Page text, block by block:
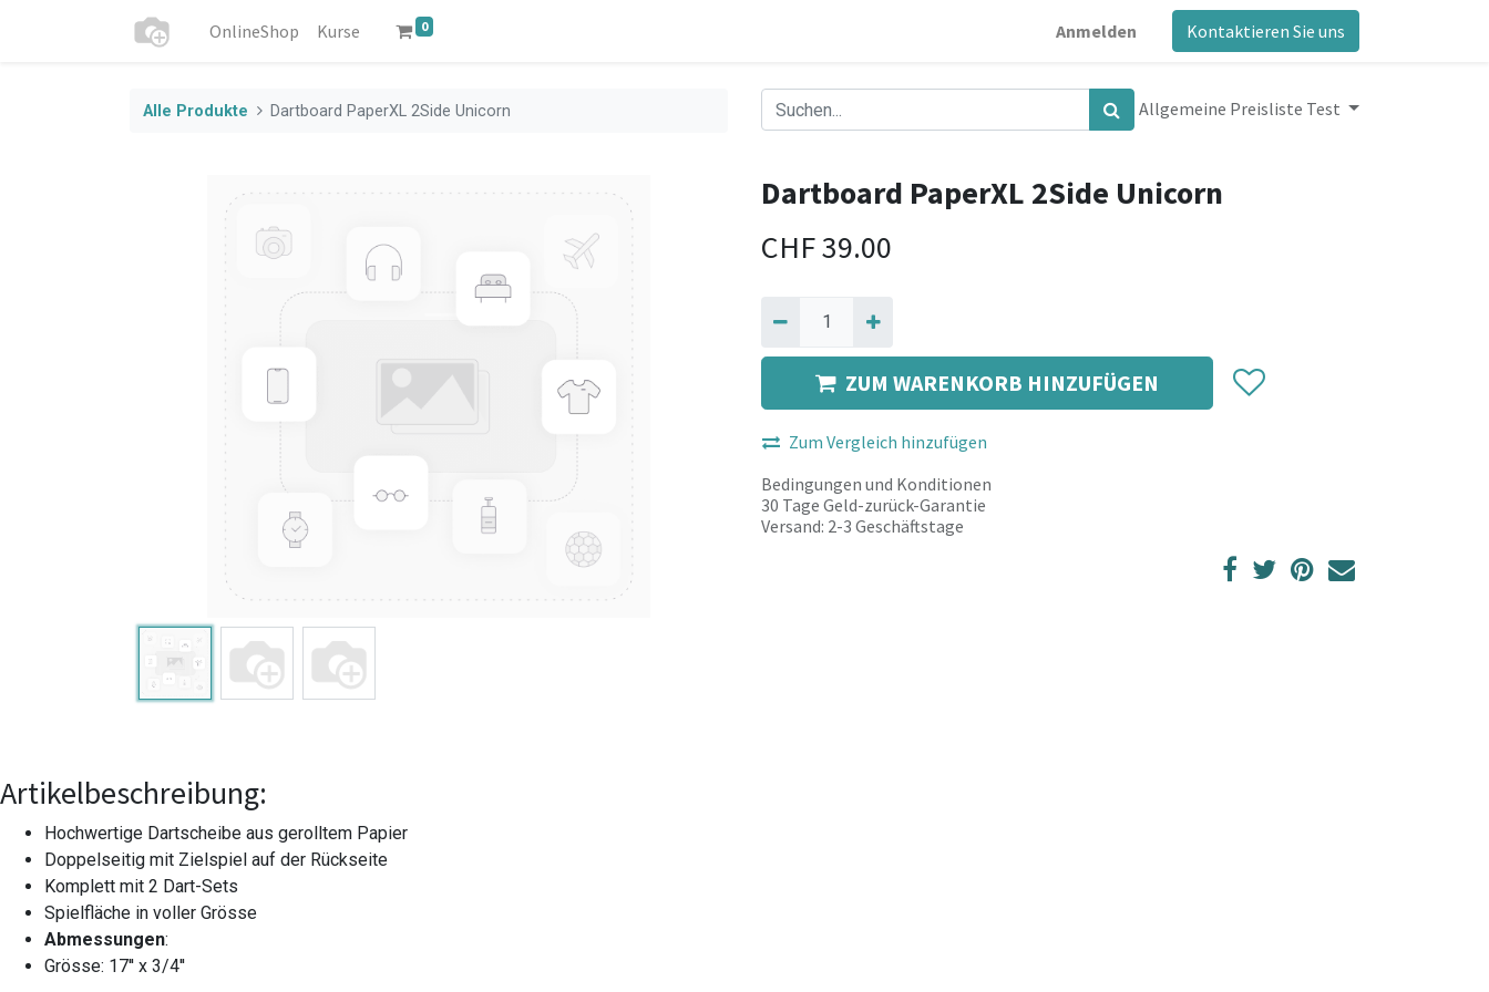
OnlineShop Kurse 0 Anmelden Kontaktieren Sie uns
Alle Produkte Dartboard PaperXL 2Side Unicorn Allgemeine Preisliste Test
Dartboard PaperXL 2Side Unicorn
CHF39.00
ZUM WARENKORB HINZUFÜGEN
Zum Vergleich hinzufügen
Bedingungen und Konditionen
30 Tage Geld-zurück-Garantie
Versand: 2-3 Geschäftstage
Artikelbeschreibung:
Hochwertige Dartscheibe aus gerolltem Papier
Doppelseitig mit Zielspiel auf der Rückseite
Komplett mit 2 Dart-Sets
Spielfläche in voller Grösse
Abmessungen:
Grösse: 17'' x 3/4''